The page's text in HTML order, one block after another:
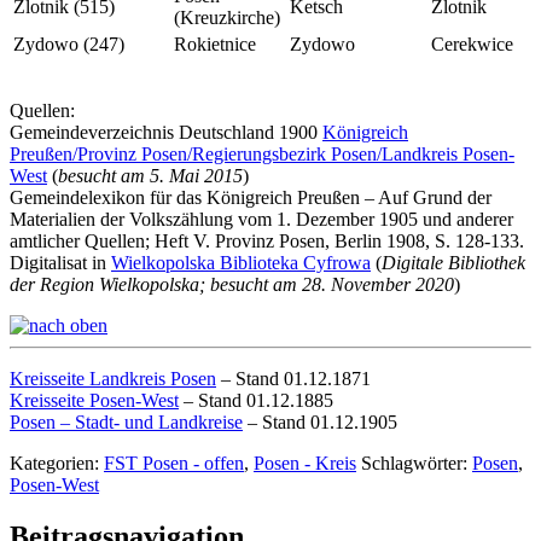
Zlotnik (515)
(Kreuzkirche)
Ketsch
Zlotnik
Zydowo (247)
Rokietnice Zydowo Cerekwice
Quellen:
Gemeindeverzeichnis Deutschland 1900 Königreich
Preußen/Provinz Posen/Regierungsbezirk Posen/Landkreis Posen-
West (besucht am 5. Mai 2015)
Gemeindelexikon für das Königreich Preußen – Auf Grund der
Materialien der Volkszählung vom 1. Dezember 1905 und anderer
amtlicher Quellen; Heft V. Provinz Posen, Berlin 1908, S. 128-133.
Digitalisat in Wielkopolska Biblioteka Cyfrowa (Digitale Bibliothek
der Region Wielkopolska; besucht am 28. November 2020)
Kreisseite Landkreis Posen – Stand 01.12.1871
Kreisseite Posen-West – Stand 01.12.1885
Posen – Stadt- und Landkreise – Stand 01.12.1905
Kategorien: FST Posen - offen, Posen - Kreis Schlagwörter: Posen,
Posen-West